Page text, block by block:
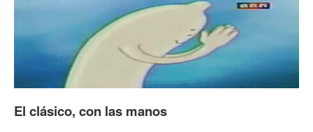
El clásico, con las manos